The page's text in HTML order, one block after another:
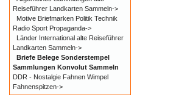
Reiseführer Landkarten Sammeln->
Motive Briefmarken Politik Technik
Radio Sport Propaganda->
Länder International alte Reiseführer
Landkarten Sammeln->
Briefe Belege Sonderstempel
Sammlungen Konvolut Sammeln
DDR - Nostalgie Fahnen Wimpel
Fahnenspitzen->